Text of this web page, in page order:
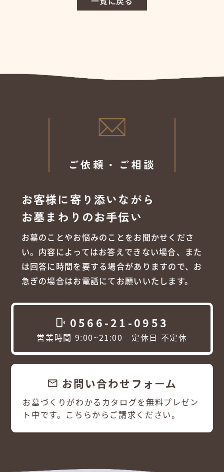
ご依頼・ご相談
お客様に寄り添いながら
お墓まわりのお手伝い
お墓のことやお悩みのことをお聞かせくださ
い。内容によってはお答えできない場合、また
は回答に時間を要する場合がありますので、お
急ぎの場合はお電話にてお願いいたします。
phonelink_ring 0566-21-0953
営業時間 9:00~21:00 定休日 不定休
email お問い合わせフォーム
お墓づくりがわかるカタログを無料プレゼン
ト中です。こちらからご請求ください。